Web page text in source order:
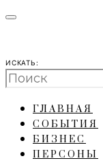
ИСКАТЬ:
ГЛАВНАЯ
СОБЫТИЯ
БИЗНЕС
ПЕРСОНЫ